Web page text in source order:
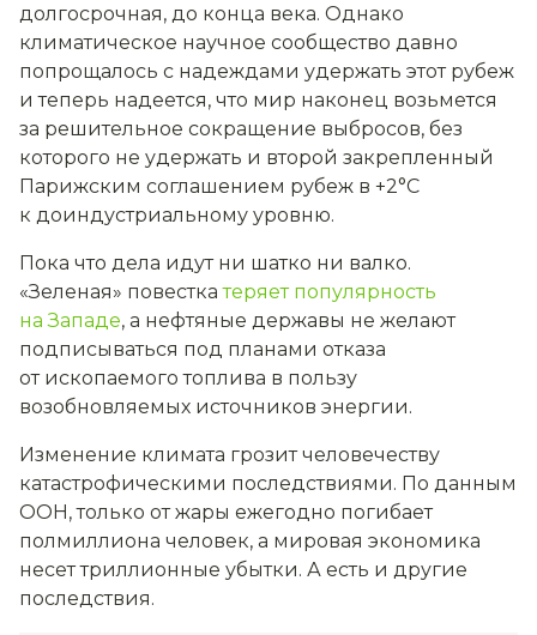
долгосрочная, до конца века. Однако
климатическое научное сообщество давно
попрощалось с надеждами удержать этот рубеж
и теперь надеется, что мир наконец возьмется
за решительное сокращение выбросов, без
которого не удержать и второй закрепленный
Парижским соглашением рубеж в +2°С
к доиндустриальному уровню.
Пока что дела идут ни шатко ни валко.
«Зеленая» повесткатеряет популярность
на Западе, а нефтяные державы не желают
подписываться под планами отказа
от ископаемого топлива в пользу
возобновляемых источников энергии.
Изменение климата грозит человечеству
катастрофическими последствиями. По данным
ООН, только от жары ежегодно погибает
полмиллиона человек, а мировая экономика
несет триллионные убытки. А есть и другие
последствия.